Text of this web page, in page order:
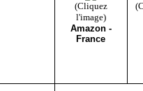
(Cliquez
l'image)
Amazon -
France